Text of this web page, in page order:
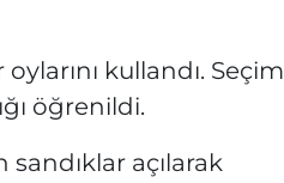
kullandı. Seçim
öğrenildi.
açılarak